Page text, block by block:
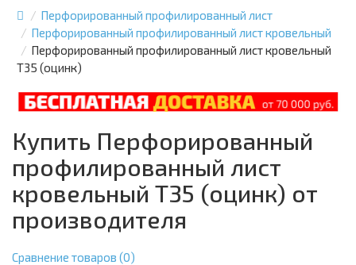
Перфорированный профилированный лист
Перфорированный профилированный лист кровельный
Перфорированный профилированный лист кровельный
Т35 (оцинк)
Купить Перфорированный
профилированный лист
кровельный Т35 (оцинк) от
производителя
Сравнение товаров (0)